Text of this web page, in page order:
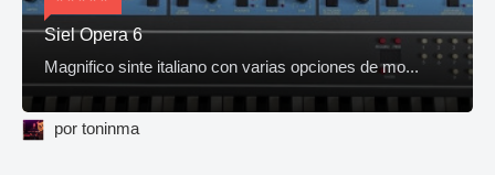
Siel Opera 6
Magnifico sinte italiano con varias opciones de mo...
por toninma